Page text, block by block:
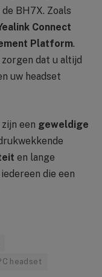
BH7X. Zoals
Connect
Platform.
dat u altijd
uw headset
een geweldige
en lange
die een
headset